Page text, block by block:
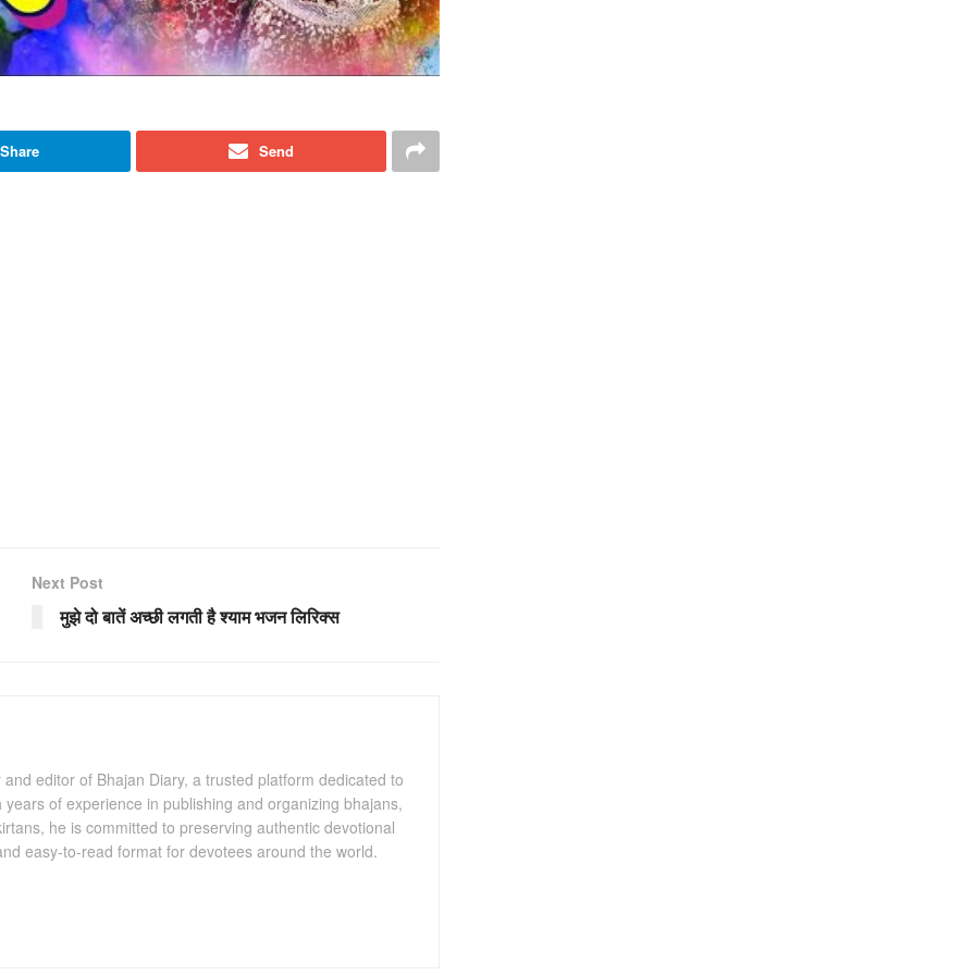
Share Send
Next Post
मुझे दो बातें अच्छी लगती है श्याम भजन लिरिक्स
editor of Bhajan Diary, a trusted platform dedicated to
of experience in publishing and organizing bhajans,
he is committed to preserving authentic devotional
easy-to-read format for devotees around the world.